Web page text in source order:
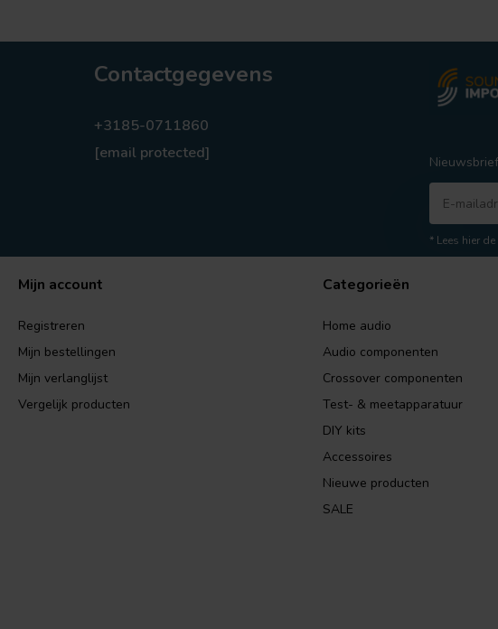
Contactgegevens
+3185-0711860
[email protected]
Nieuwsbrief
* Lees hier
Mijn account
Registreren
Mijn bestellingen
Mijn verlanglijst
Vergelijk producten
Categorieën
Home audio
Audio componenten
Crossover componenten
Test- & meetapparatuur
DIY kits
Accessoires
Nieuwe producten
SALE